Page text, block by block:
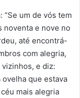
“Se um de vós tem
noventa e nove no
até encontrá-
com alegria,
e diz:
ovelha que estava
mais alegria